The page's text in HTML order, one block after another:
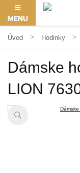
MENU
Úvod Hodinky
Dámske
LION